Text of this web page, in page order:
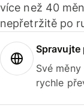
více než 40
nepřetržitě po
Spravujte
Své
rychle